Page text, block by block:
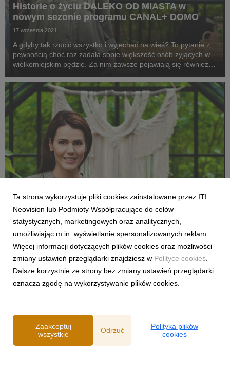
Historie o życiu DALEKO OD MIASTA w
nowym sezonie programu CANAL+ DOMO
17 września 2021
A gdyby tak rzucić wszystko i wyjechać na wieś? To pytanie z
pewnością choć raz zadała sobie większość osób żyjących w
wielkomiejskim pędzie. Za nim zawsze pojawiają się również
mi brakowało gwaru metropolii? O...
LIFESTYLE & KIDS
Lifestylowy wrzesień w CANAL+ online
1 września 2021
Czy pandemia zwiększyła trend wyprowadzki z dużych
metropolii? Ile osób w Polsce postanowiło poszukać swojego
miejsca poza ich granicami? Badania potwierdzają, że liczba
Ta strona wykorzystuje pliki cookies zainstalowane przez ITI
Neovision lub Podmioty Współpracujące do celów
statystycznych, marketingowych oraz analitycznych,
umożliwiając m.in. wyświetlanie spersonalizowanych reklam.
Więcej informacji dotyczących plików cookies oraz możliwości
zmiany ustawień przeglądarki znajdziesz w Polityce cookies
Dalsze korzystnie ze strony bez zmiany ustawień przeglądarki
oznacza zgodę na wykorzystywanie plików cookies.
Zaakceptuj
wszystkie
Odrzuć
Polityka plików
cookies